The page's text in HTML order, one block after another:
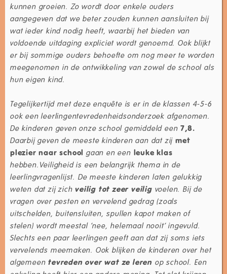
kunnen groeien. Zo wordt door enkele ouders
aangegeven dat we beter zouden kunnen aansluiten bij
wat ieder kind nodig heeft, waarbij het bieden van
voldoende uitdaging expliciet wordt genoemd. Ook blijkt
er bij sommige ouders behoefte om nog meer te worden
meegenomen in de ontwikkeling van zowel de school als
hun eigen kind.
Tegelijkertijd met deze enquête is er in de klassen 4-5-6
ook een leerlingentevredenheidsonderzoek afgenomen.
De kinderen geven onze school gemiddeld een7,8.
Daarbij geven de meeste kinderen aan dat zij met
plezier naar school gaan en een leuke klas
hebben. Veiligheid is een belangrijk thema in de
leerlingvragenlijst. De meeste kinderen laten gelukkig
weten dat zij zich veilig tot zeer veilig voelen. Bij de
vragen over pesten en vervelend gedrag (zoals
uitschelden, buitensluiten, spullen kapot maken of
stelen) wordt meestal ‘nee, helemaal nooit’ ingevuld.
Slechts een paar leerlingen geeft aan dat zij soms iets
vervelends meemaken. Ook blijken de kinderen over het
algemeentevreden over wat ze leren op school. Een